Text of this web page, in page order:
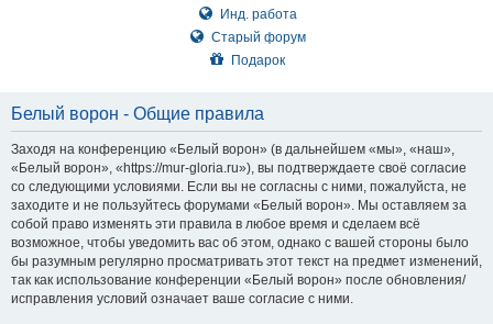
Инд. работа
Старый форум
Подарок
Белый ворон - Общие правила
Заходя на конференцию «Белый ворон» (в дальнейшем «мы», «наш»,
«Белый ворон», «https://mur-gloria.ru»), вы подтверждаете своё согласие
со следующими условиями. Если вы не согласны с ними, пожалуйста, не
заходите и не пользуйтесь форумами «Белый ворон». Мы оставляем за
собой право изменять эти правила в любое время и сделаем всё
возможное, чтобы уведомить вас об этом, однако с вашей стороны было
бы разумным регулярно просматривать этот текст на предмет изменений,
так как использование конференции «Белый ворон» после обновления/
исправления условий означает ваше согласие с ними.